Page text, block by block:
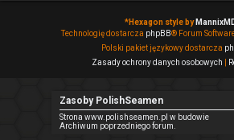
*Hexagon style by
Technologię dostarcza phpBB® Forum
Polski pakiet językowy dostarcza
Zasady ochrony danych osobowych
Zasoby PolishSeamen
Strona www.polishseamen.pl w budowie
Archiwum poprzedniego forum.